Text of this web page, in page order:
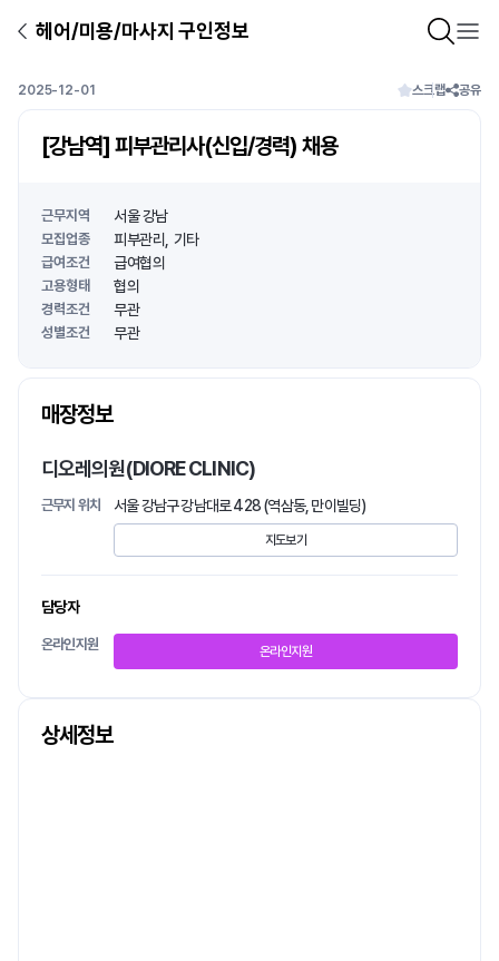
헤어/미용/마사지 구인정보
2025-12-01 스크랩 공유
[강남역] 피부관리사(신입/경력) 채용
근무지역 서울 강남
모집업종 피부관리 기타
급여조건 급여협의
고용형태 협의
경력조건 무관
성별조건 무관
매장정보
디오레의원(DIORE CLINIC)
근무지 위치 서울 강남구 강남대로 428 (역삼동, 만이빌딩)
지도보기
담당자
온라인지원 온라인지원
상세정보